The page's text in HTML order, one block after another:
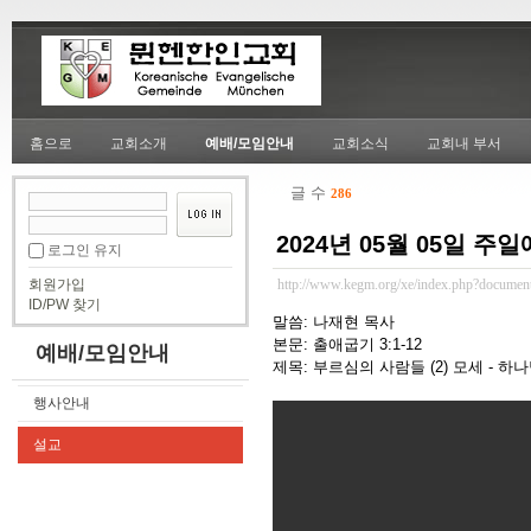
홈으로 교회소개 예배/모임안내 교회소식 교회내 부서
로그인 유지
회원가입
ID/PW 찾기
예배/모임안내
행사안내
설교
글 수 286
2024년 05월 05일 주일
http://www.kegm.org/xe/
말씀: 나재현 목사
본문: 출애굽기 3:1-12
제목: 부르심의 사람들 (2) 모세 - 하